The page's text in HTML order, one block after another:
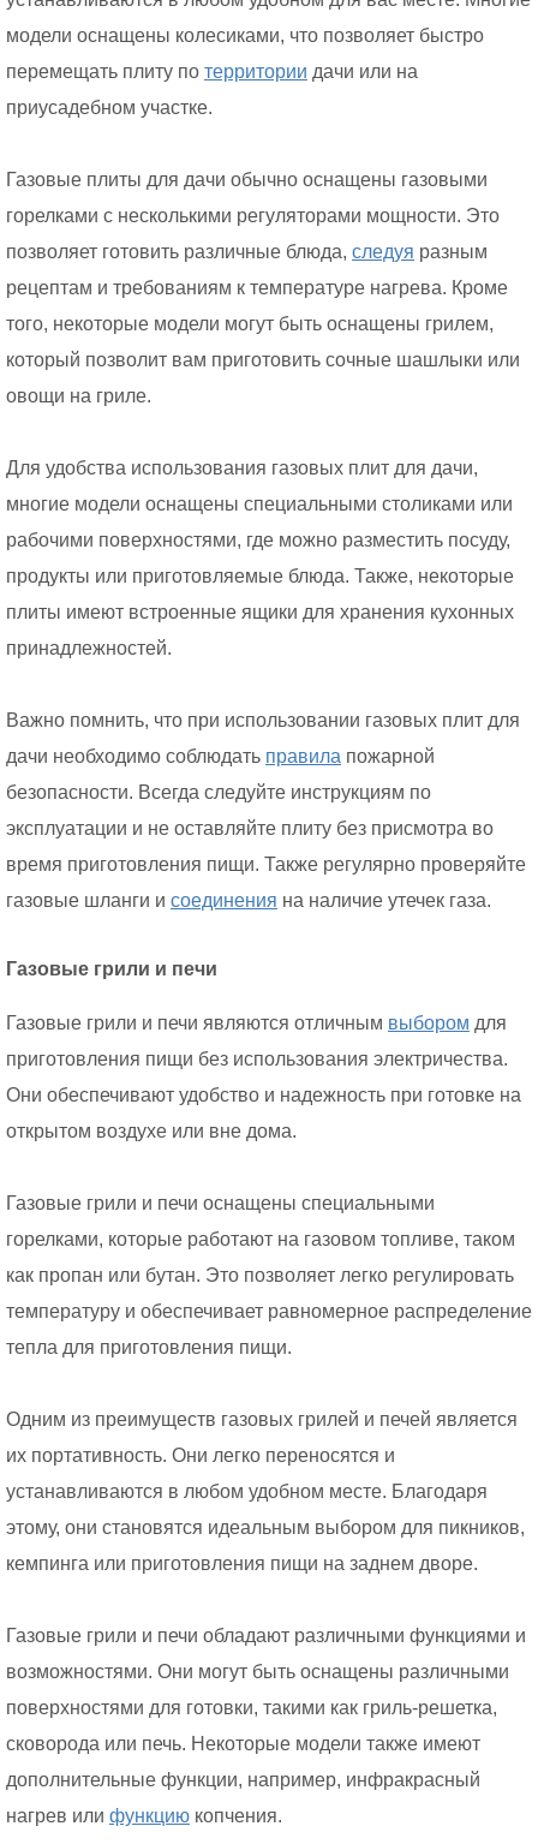
модели оснащены колесиками, что позволяет быстро
перемещать плиту по территории дачи или на
приусадебном участке.
Газовые плиты для дачи обычно оснащены газовыми
горелками с несколькими регуляторами мощности. Это
позволяет готовить различные блюда, следуя разным
рецептам и требованиям к температуре нагрева. Кроме
того, некоторые модели могут быть оснащены грилем,
который позволит вам приготовить сочные шашлыки или
овощи на гриле.
Для удобства использования газовых плит для дачи,
многие модели оснащены специальными столиками или
рабочими поверхностями, где можно разместить посуду,
продукты или приготовляемые блюда. Также, некоторые
плиты имеют встроенные ящики для хранения кухонных
принадлежностей.
Важно помнить, что при использовании газовых плит для
дачи необходимо соблюдать правила пожарной
безопасности. Всегда следуйте инструкциям по
эксплуатации и не оставляйте плиту без присмотра во
время приготовления пищи. Также регулярно проверяйте
газовые шланги и соединения на наличие утечек газа.
Газовые грили и печи
Газовые грили и печи являются отличным выбором для
приготовления пищи без использования электричества.
Они обеспечивают удобство и надежность при готовке на
открытом воздухе или вне дома.
Газовые грили и печи оснащены специальными
горелками, которые работают на газовом топливе, таком
как пропан или бутан. Это позволяет легко регулировать
температуру и обеспечивает равномерное распределение
тепла для приготовления пищи.
Одним из преимуществ газовых грилей и печей является
их портативность. Они легко переносятся и
устанавливаются в любом удобном месте. Благодаря
этому, они становятся идеальным выбором для пикников,
кемпинга или приготовления пищи на заднем дворе.
Газовые грили и печи обладают различными функциями и
возможностями. Они могут быть оснащены различными
поверхностями для готовки, такими как гриль-решетка,
сковорода или печь. Некоторые модели также имеют
дополнительные функции, например, инфракрасный
нагрев или функцию копчения.